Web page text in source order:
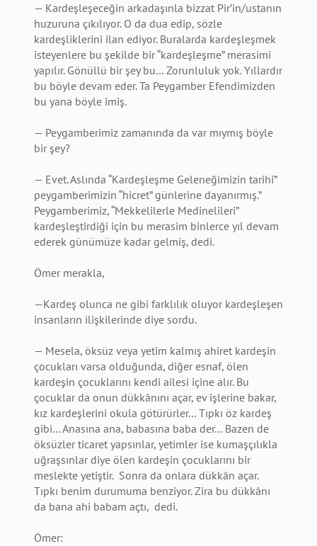
— Kardeşleşeceğin arkadaşınla bizzat Pir’in/ustanın
huzuruna çıkılıyor. O da dua edip, sözle
kardeşliklerini ilan ediyor. Buralarda kardeşleşmek
isteyenlere bu şekilde bir “kardeşleşme” merasimi
yapılır. Gönüllü bir şey bu… Zorunluluk yok. Yıllardır
bu böyle devam eder. Ta Peygamber Efendimizden
bu yana böyle imiş.
— Peygamberimiz zamanında da var mıymış böyle
bir şey?
— Evet. Aslında “Kardeşleşme Geleneğimizin tarihi”
peygamberimizin “hicret” günlerine dayanırmış.”
Peygamberimiz, “Mekkelilerle Medinelileri”
kardeşleştirdiği için bu merasim binlerce yıl devam
ederek günümüze kadar gelmiş, dedi.
Ömer merakla,
—Kardeş olunca ne gibi farklılık oluyor kardeşleşen
insanların ilişkilerinde diye sordu.
— Mesela, öksüz veya yetim kalmış ahiret kardeşin
çocukları varsa olduğunda, diğer esnaf, ölen
kardeşin çocuklarını kendi ailesi içine alır. Bu
çocuklar da onun dükkânını açar, ev işlerine bakar,
kız kardeşlerini okula götürürler… Tıpkı öz kardeş
gibi… Anasına ana, babasına baba der… Bazen de
öksüzler ticaret yapsınlar, yetimler ise kumaşçılıkla
uğraşsınlar diye ölen kardeşin çocuklarını bir
meslekte yetiştir. Sonra da onlara dükkân açar.
Tıpkı benim durumuma benziyor. Zira bu dükkânı
da bana ahi babam açtı, dedi.
Ömer: